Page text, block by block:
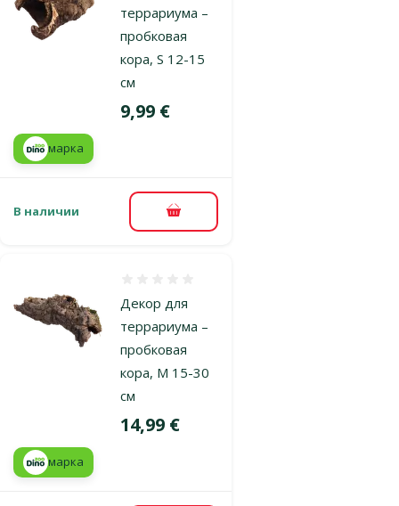
террариума –
пробковая
кора, S 12-15
см
Цена
9,99 €
марка
В наличии В корзину
Декор для
террариума –
пробковая
кора, М 15-30
см
Цена
14,99 €
марка